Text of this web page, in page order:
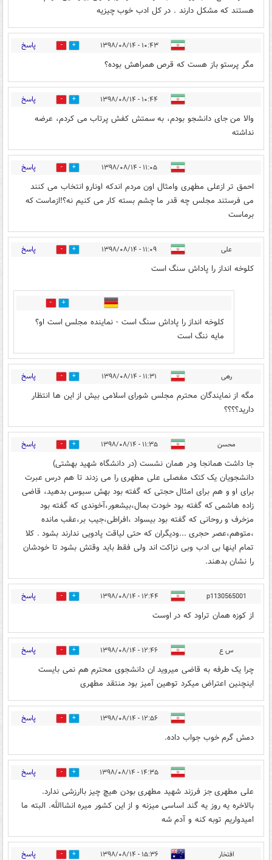
هستند که مشکل دارند . در کل ادب خوب چیزیه
۱۰:۴۳ - ۱۳۹۸/۰۸/۱۴ 18 پاسخ
مگر پرستو باز هست که قرص همراهش بوده؟
۱۰:۴۴ - ۱۳۹۸/۰۸/۱۴ 16 پاسخ
والا من جای دانشجو بودم، به سمتش کفش پرتاب می کردم، عرضه
نداشته
۱۱:۰۵ - ۱۳۹۸/۰۸/۱۴ 15 پاسخ
احمق تر ازعلی مطهری وامثال اون مردم اندکه اونارو انتخاب می کنند
می فرستند مجلس چه قدر ما چشم بسته کار می کنیم نه؟!ازماست که
برماست
علی ۱۱:۰۹ - ۱۳۹۸/۰۸/۱۴ 13 پاسخ
کلوخه انداز را پاداش سنگ است
12
کلوخه انداز را پاداش سنگ است - نماینده مجلس است او؟
مایه ننگ است
رهی ۱۱:۳۱ - ۱۳۹۸/۰۸/۱۴ 16 پاسخ
مگه از نمایندگان محترم مجلس شورای اسلامی بیش از این ها انتظار
دارید؟؟؟؟
محسن ۱۱:۳۵ - ۱۳۹۸/۰۸/۱۴ 22 پاسخ
جا داشت همانجا ودر همان نشست (در دانشگاه شهید بهشتی)
دانشجویان یک کتک مفصلی علی مطهری را می زدند تا هم درس عبرت
برای او و هم برای امثال حجتی که گفته بود بهش سبوس بدهید، قاضی
زاده هاشمی که گفته بود خودت بمال،بیشعور،آخوندی که گفته بود
مزخرف و روحانی که گفته بود بیسواد ،افراطی،جیب بر،عقب مانده
،متوهم،عصر حجری ...ودیگران که حتی لیاقت پادویی ندارند بشود . کلا
تمام اینها بی ادب وبی نزاکت اند ولی فقط باید وقتش بشود تا خودشان
را نشان بدهند.
p1130565001 ۱۲:۴۴ - ۱۳۹۸/۰۸/۱۴ 12 پاسخ
از کوزه همان تراود که در اوست
س ع ۱۲:۴۶ - ۱۳۹۸/۰۸/۱۴ 2 پاسخ
چرا یک طرفه به قاضی میروید ان دانشجوی محترم هم نمی بایست
اینچنین اعتراض میکرد توهین آمیز بود منتقد مطهری
۱۲:۵۶ - ۱۳۹۸/۰۸/۱۴ 11 پاسخ
دمش گرم خوب جواب داده.
۱۴:۳۵ - ۱۳۹۸/۰۸/۱۴ 15 پاسخ
علی مطهری جز فرزند شهید مطهری بودن هیچ چیز باارزشی ندارد.
بالاخره یه روز یه گند اساسی میزنه و از این کشور میره انشاالله. البته ما
امیدواریم توبه کنه و آدم شه
افتخار ۱۵:۳۶ - ۱۳۹۸/۰۸/۱۴ 10 پاسخ